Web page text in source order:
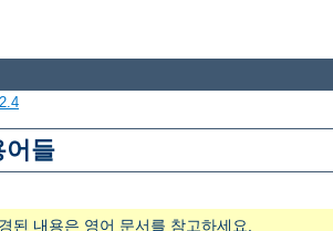
어들
된 내용은 영어 문서를 참고하세요.